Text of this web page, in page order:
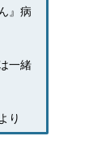
』病
一緒
り